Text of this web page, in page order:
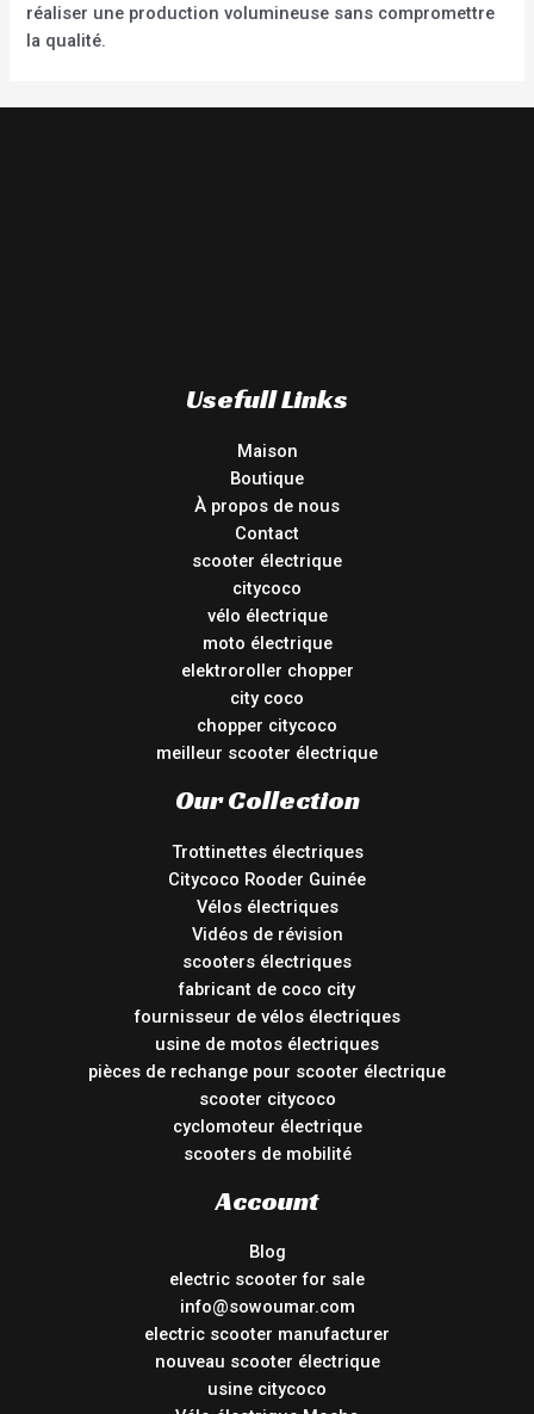
réaliser une production volumineuse sans compromettre
la qualité.
Usefull Links
Maison
Boutique
À propos de nous
Contact
scooter électrique
citycoco
vélo électrique
moto électrique
elektroroller chopper
city coco
chopper citycoco
meilleur scooter électrique
Our Collection
Trottinettes électriques
Citycoco Rooder Guinée
Vélos électriques
Vidéos de révision
scooters électriques
fabricant de coco city
fournisseur de vélos électriques
usine de motos électriques
pièces de rechange pour scooter électrique
scooter citycoco
cyclomoteur électrique
scooters de mobilité
Account
Blog
electric scooter for sale
info@sowoumar.com
electric scooter manufacturer
nouveau scooter électrique
usine citycoco